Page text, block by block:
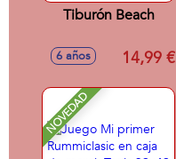
Tiburón Beach
6 años 14,99 €
NOVEDAD